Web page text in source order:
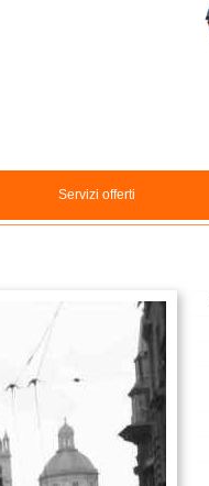
Servizi offerti